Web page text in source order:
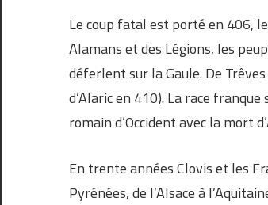
Le coup fatal est porté en 406,
Alamans et des Légions, les
déferlent sur la Gaule. De
d’Alaric en 410). La race
romain d’Occident avec la mort
En trente années Clovis et les
Pyrénées, de l’Alsace à